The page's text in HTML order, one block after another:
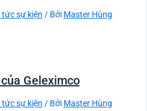
tức sự kiện / Bởi Master Hùng
Geleximco
tức sự kiện / Bởi Master Hùng